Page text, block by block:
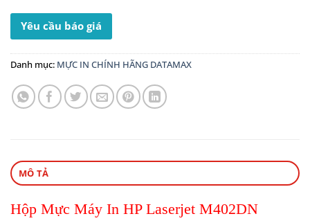
Yêu cầu báo giá
Danh mục: MỰC IN CHÍNH HÃNG DATAMAX
MÔ TẢ
Hộp Mực Máy In HP Laserjet M402DN